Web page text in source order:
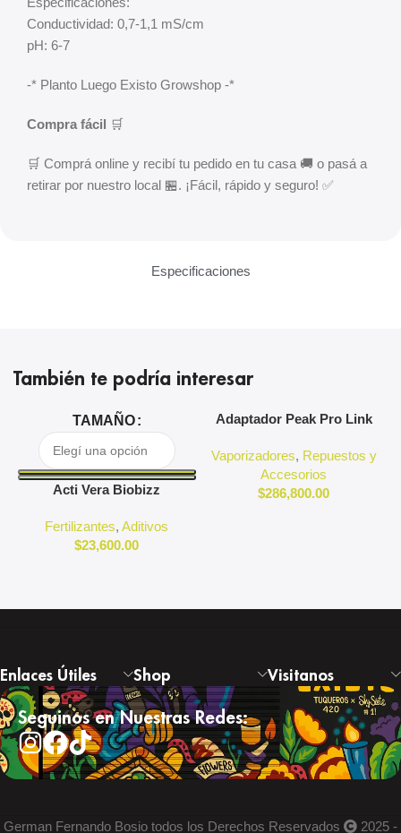
Especificaciones
Conductividad: 0,7-1,1 mS/cm
pH: 6-7
-* Planto Luego Existo Growshop -*
Compra fácil 🛒
🛒 Comprá online y recibí tu pedido en tu casa 🚚 o pasá a
retirar por nuestro local 🏪. ¡Fácil, rápido y seguro! ✅
También te podría interesar
TAMAÑO
Acti Vera Biobizz
Fertilizantes,Aditivos
$23,600.00
Adaptador Peak Pro Link
Vaporizadores, Repuestos y
Accesorios
$286,800.00
Enlaces Útiles Shop Visitanos
Seguinos en Nuestras Redes:
German Fernando Bosio todos los Derechos Reservados 2025 -